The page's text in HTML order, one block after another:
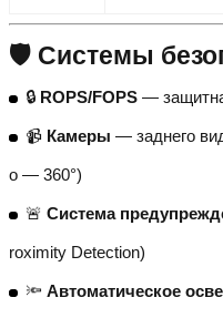
🛡️ Системы
🔒 ROPS/FOPS —
📹 Камеры — заднего
о — 360°)
🚨 Система
roximity Detection)
🔦 Автоматическое